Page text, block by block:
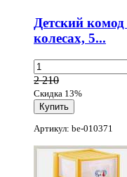
Детский
колесах, 5...
2 210
Скидка 13%
Артикул: be-010371